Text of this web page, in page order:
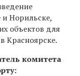
и Норильске,
объектов для
Красноярске.
комитета